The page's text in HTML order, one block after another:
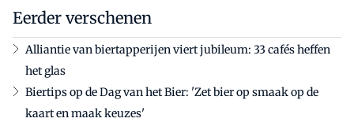
Eerder verschenen
Alliantie van biertapperijen viert jubileum: 33 cafés heffen
het glas
Biertips op de Dag van het Bier: 'Zet bier op smaak op de
kaart en maak keuzes'